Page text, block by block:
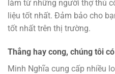
làm từ những người thợ thủ
liệu tốt nhất. Đảm bảo cho
tốt nhất trên thị trường.
Thẳng hay cong, chúng tôi
Minh Nghĩa cung cấp nhiều